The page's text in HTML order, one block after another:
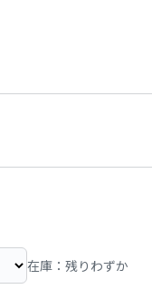
在庫：残りわずか